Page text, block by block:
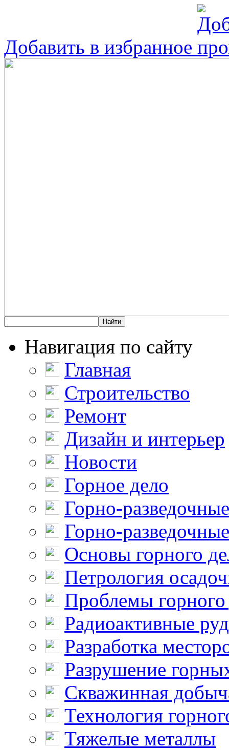
Добавить в избранное
Навигация по сайту
Главная
Строительство
Ремонт
Дизайн и интерьер
Новости
Горное дело
Горно-
Горно-
Основы горного
Петрология
Проблемы горного
Радиоактивные
Разработка
Разрушение
Скважинная
Технология
Тяжелые металлы